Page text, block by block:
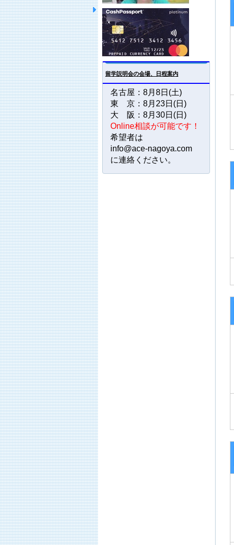
留学説明会の会場、日程案内
名古屋：8月8日(土)
東 京：8月23日(日)
大 阪：8月30日(日)
Online相談が可能です！
希望者は
info@ace-nagoya.com
に連絡ください。